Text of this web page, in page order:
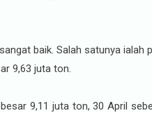
baik. Salah satunya
9,63 juta ton.
9,11 juta ton, 30 April